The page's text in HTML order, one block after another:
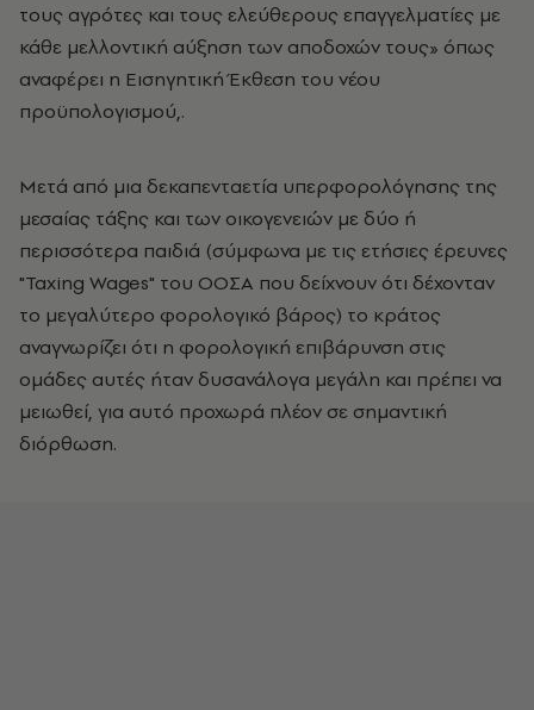
τους αγρότες και τους ελεύθερους επαγγελματίες με
κάθε μελλοντική αύξηση των αποδοχών τους» όπως
αναφέρει η Εισηγητική Έκθεση του νέου
προϋπολογισμού,.
Μετά από μια δεκαπενταετία υπερφορολόγησης της
μεσαίας τάξης και των οικογενειών με δύο ή
περισσότερα παιδιά (σύμφωνα με τις ετήσιες έρευνες
"Taxing Wages" του ΟΟΣΑ που δείχνουν ότι δέχονταν
το μεγαλύτερο φορολογικό βάρος) το κράτος
αναγνωρίζει ότι η φορολογική επιβάρυνση στις
ομάδες αυτές ήταν δυσανάλογα μεγάλη και πρέπει να
μειωθεί, για αυτό προχωρά πλέον σε σημαντική
διόρθωση.